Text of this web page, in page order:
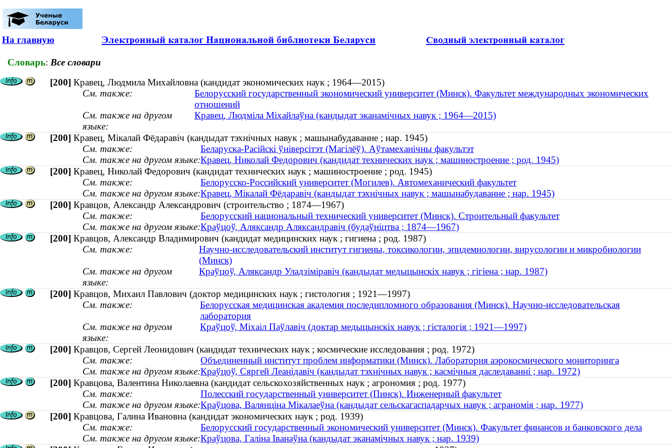
На главную
Словарь: Все словари
[200] Кравец, Людмила Михайловна (кандидат экономических наук ; 1964—2015)
См. также:
Белорусский государственный экономический университет (Минск). Факультет международных экономических
отношений
См. также на другом
языке:
Кравец, Людміла Міхайлаўна (кандыдат эканамічных навук ; 1964—2015)
[200] Кравец, Мікалай Фёдаравіч (кандыдат тэхнічных навук ; машынабудаванне ; нар. 1945)
См. также:
Беларуска-Расійскі ўніверсітэт (Магілёў). Аўтамеханічны факультэт
См. также на другом языке:Кравец, Николай Федорович (кандидат технических наук ; машиностроение ; род. 1945)
[200] Кравец, Николай Федорович (кандидат технических наук ; машиностроение ; род. 1945)
См. также:
Белорусско-Российский университет (Могилев). Автомеханический факультет
См. также на другом языке:Кравец, Мікалай Фёдаравіч (кандыдат тэхнічных навук ; машынабудаванне ; нар. 1945)
[200] Кравцов, Александр Александрович (строительство ; 1874—1967)
См. также:
Белорусский национальный технический университет (Минск). Строительный факультет
См. также на другом языке:Краўцоў, Аляксандр Аляксандравіч (будаўніцтва ; 1874—1967)
[200] Кравцов, Александр Владимирович (кандидат медицинских наук ; гигиена ; род. 1987)
См. также:
Научно-исследовательский институт гигиены, токсикологии, эпидемиологии, вирусологии и микробиологии
(Минск)
См. также на другом
языке:
Краўцоў, Аляксандр Уладзіміравіч (кандыдат медыцынскіх навук ; гігіена ; нар. 1987)
[200] Кравцов, Михаил Павлович (доктор медицинских наук ; гистология ; 1921—1997)
См. также:
Белорусская медицинская академия последипломного образования (Минск). Научно-исследовательская
лаборатория
См. также на другом
языке:
Краўцоў, Міхаіл Паўлавіч (доктар медыцынскіх навук ; гісталогія ; 1921—1997)
[200] Кравцов, Сергей Леонидович (кандидат технических наук ; космические исследования ; род. 1972)
См. также:
Объединенный институт проблем информатики (Минск). Лаборатория аэрокосмического мониторинга
См. также на другом языке:Краўцоў, Сяргей Леанідавіч (кандыдат тэхнічных навук ; касмічныя даследаванні ; нар. 1972)
[200] Кравцова, Валентина Николаевна (кандидат сельскохозяйственных наук ; агрономия ; род. 1977)
См. также:
Полесский государственный университет (Пинск). Инженерный факультет
См. также на другом языке:Краўцова, Валянціна Мікалаеўна (кандыдат сельскагаспадарчых навук ; аграномія ; нар. 1977)
[200] Кравцова, Галина Ивановна (кандидат экономических наук ; род. 1939)
См. также:
Белорусский государственный экономический университет (Минск). Факультет финансов и банковского дела
См. также на другом языке:Краўцова, Галіна Іванаўна (кандыдат эканамічных навук ; нар. 1939)